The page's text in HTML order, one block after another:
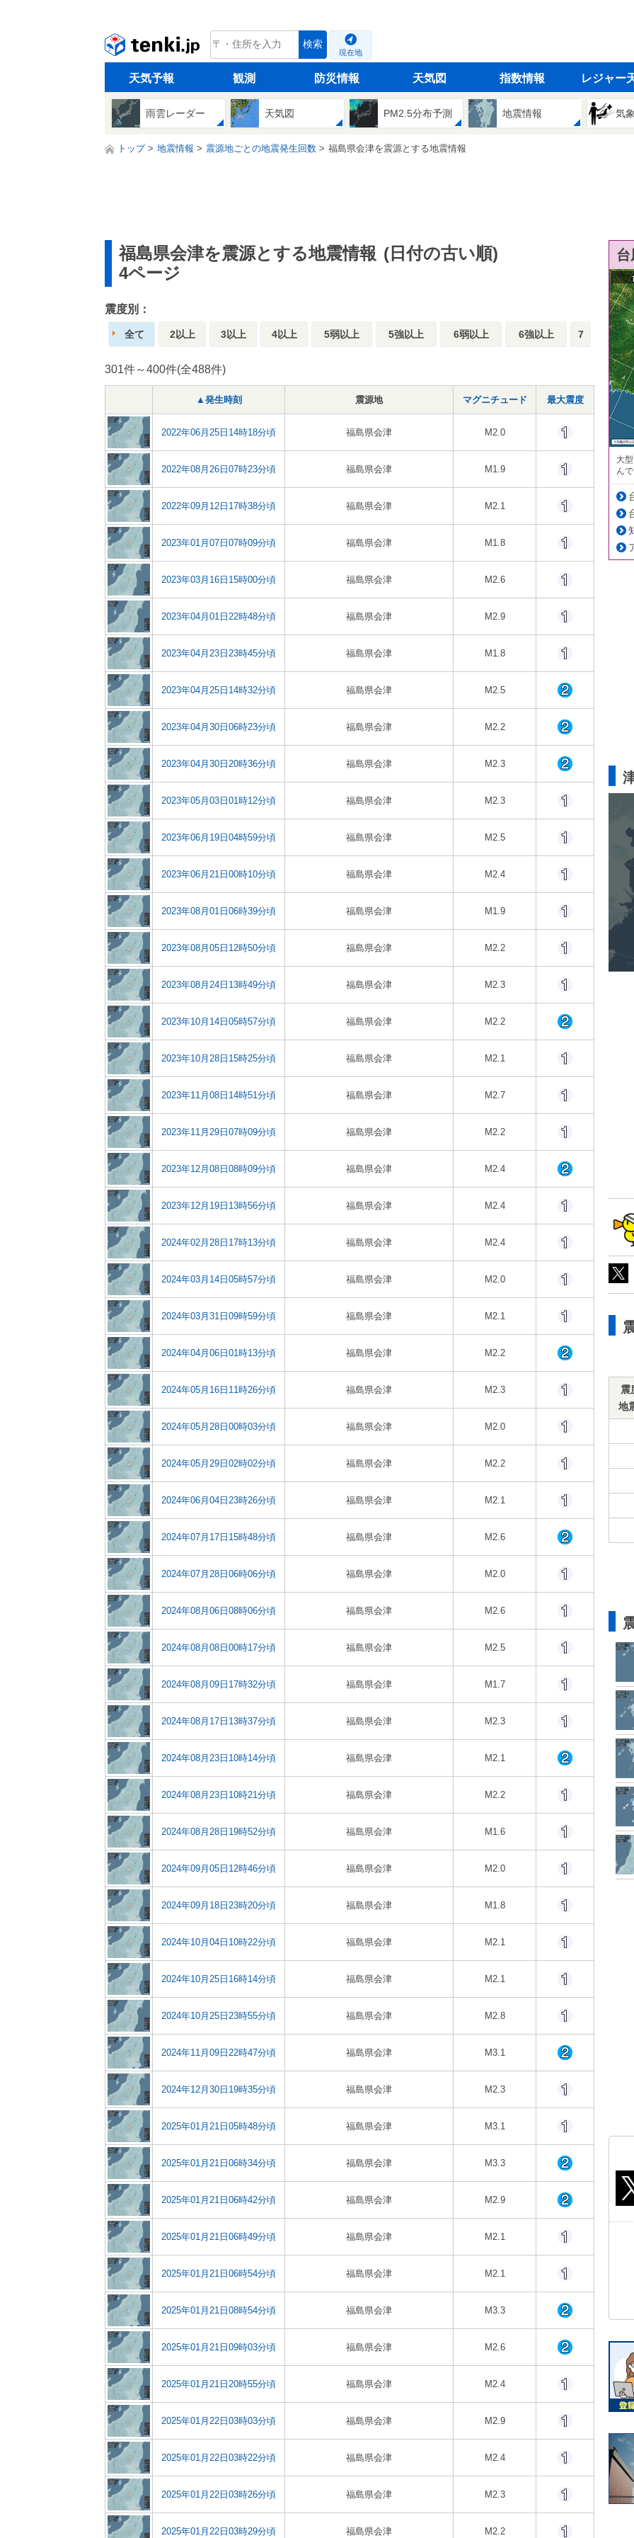
tenki.jp 検索
現在地
天気予報 観測 防災情報 天気図 指数情報 レジャー
雨雲レーダー 天気図 PM2.5分布予測 地震情報 気
トップ 地震情報 震源地ごとの地震発生回数 福島県会津を震源とする地震情報
福島県会津を震源とする地震情報 (日付の古い順)
4ページ
震度別：
全て 2以上 3以上 4以上 5弱以上 5強以上 6弱以上 6強以上 7
301件～400件(全488件)
▲発生時刻 震源地 マグニチュード 最大震度
2022年06月25日14時18分頃 福島県会津 M2.0
2022年08月26日07時23分頃 福島県会津 M1.9
2022年09月12日17時38分頃 福島県会津 M2.1
2023年01月07日07時09分頃 福島県会津 M1.8
2023年03月16日15時00分頃 福島県会津 M2.6
2023年04月01日22時48分頃 福島県会津 M2.9
2023年04月23日23時45分頃 福島県会津 M1.8
2023年04月25日14時32分頃 福島県会津 M2.5
2023年04月30日06時23分頃 福島県会津 M2.2
2023年04月30日20時36分頃 福島県会津 M2.3
2023年05月03日01時12分頃 福島県会津 M2.3
2023年06月19日04時59分頃 福島県会津 M2.5
2023年06月21日00時10分頃 福島県会津 M2.4
2023年08月01日06時39分頃 福島県会津 M1.9
2023年08月05日12時50分頃 福島県会津 M2.2
2023年08月24日13時49分頃 福島県会津 M2.3
2023年10月14日05時57分頃 福島県会津 M2.2
2023年10月28日15時25分頃 福島県会津 M2.1
2023年11月08日14時51分頃 福島県会津 M2.7
2023年11月29日07時09分頃 福島県会津 M2.2
2023年12月08日08時09分頃 福島県会津 M2.4
2023年12月19日13時56分頃 福島県会津 M2.4
2024年02月28日17時13分頃 福島県会津 M2.4
2024年03月14日05時57分頃 福島県会津 M2.0
2024年03月31日09時59分頃 福島県会津 M2.1
2024年04月06日01時13分頃 福島県会津 M2.2
2024年05月16日11時26分頃 福島県会津 M2.3
2024年05月28日00時03分頃 福島県会津 M2.0
2024年05月29日02時02分頃 福島県会津 M2.2
2024年06月04日23時26分頃 福島県会津 M2.1
2024年07月17日15時48分頃 福島県会津 M2.6
2024年07月28日06時06分頃 福島県会津 M2.0
2024年08月06日08時06分頃 福島県会津 M2.6
2024年08月08日00時17分頃 福島県会津 M2.5
2024年08月09日17時32分頃 福島県会津 M1.7
2024年08月17日13時37分頃 福島県会津 M2.3
2024年08月23日10時14分頃 福島県会津 M2.1
2024年08月23日10時21分頃 福島県会津 M2.2
2024年08月28日19時52分頃 福島県会津 M1.6
2024年09月05日12時46分頃 福島県会津 M2.0
2024年09月18日23時20分頃 福島県会津 M1.8
2024年10月04日10時22分頃 福島県会津 M2.1
2024年10月25日16時14分頃 福島県会津 M2.1
2024年10月25日23時55分頃 福島県会津 M2.8
2024年11月09日22時47分頃 福島県会津 M3.1
2024年12月30日19時35分頃 福島県会津 M2.3
2025年01月21日05時48分頃 福島県会津 M3.1
2025年01月21日06時34分頃 福島県会津 M3.3
2025年01月21日06時42分頃 福島県会津 M2.9
2025年01月21日06時49分頃 福島県会津 M2.1
2025年01月21日06時54分頃 福島県会津 M2.1
2025年01月21日08時54分頃 福島県会津 M3.3
2025年01月21日09時03分頃 福島県会津 M2.6
2025年01月21日20時55分頃 福島県会津 M2.4
2025年01月22日03時03分頃 福島県会津 M2.9
2025年01月22日03時22分頃 福島県会津 M2.4
2025年01月22日03時26分頃 福島県会津 M2.3
2025年01月22日03時29分頃 福島県会津 M2.2
大
ん
震
地